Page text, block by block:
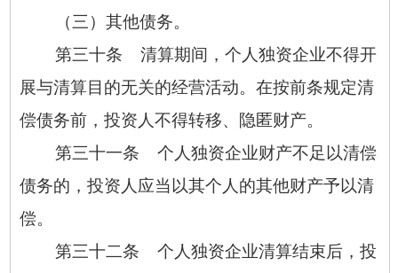
（三）其他债务。
第三十条 清算期间，个人独资企业不得开
展与清算目的无关的经营活动。在按前条规定清
偿债务前，投资人不得转移、隐匿财产。
第三十一条 个人独资企业财产不足以清偿
债务的，投资人应当以其个人的其他财产予以清
偿。
第三十二条 个人独资企业清算结束后，投